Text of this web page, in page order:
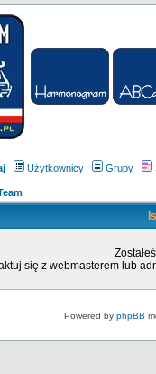
Użytkownicy Grupy
się z webmasterem lub
Powered by phpBB